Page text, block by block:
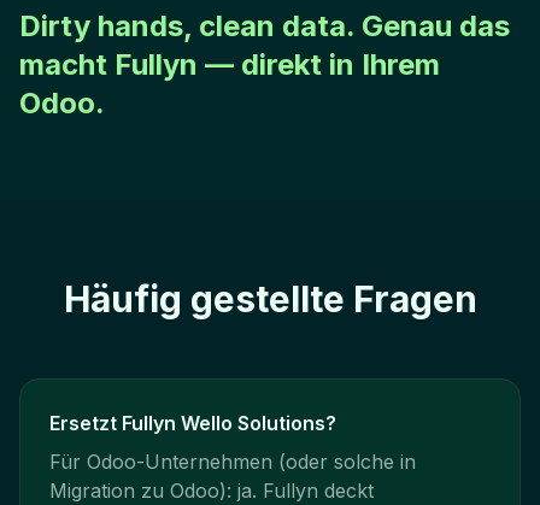
Dirty hands, clean data. Genau das
macht Fullyn — direkt in Ihrem
Odoo.
Häufig gestellte Fragen
Ersetzt Fullyn Wello Solutions?
Für Odoo-Unternehmen (oder solche in
Migration zu Odoo): ja. Fullyn deckt